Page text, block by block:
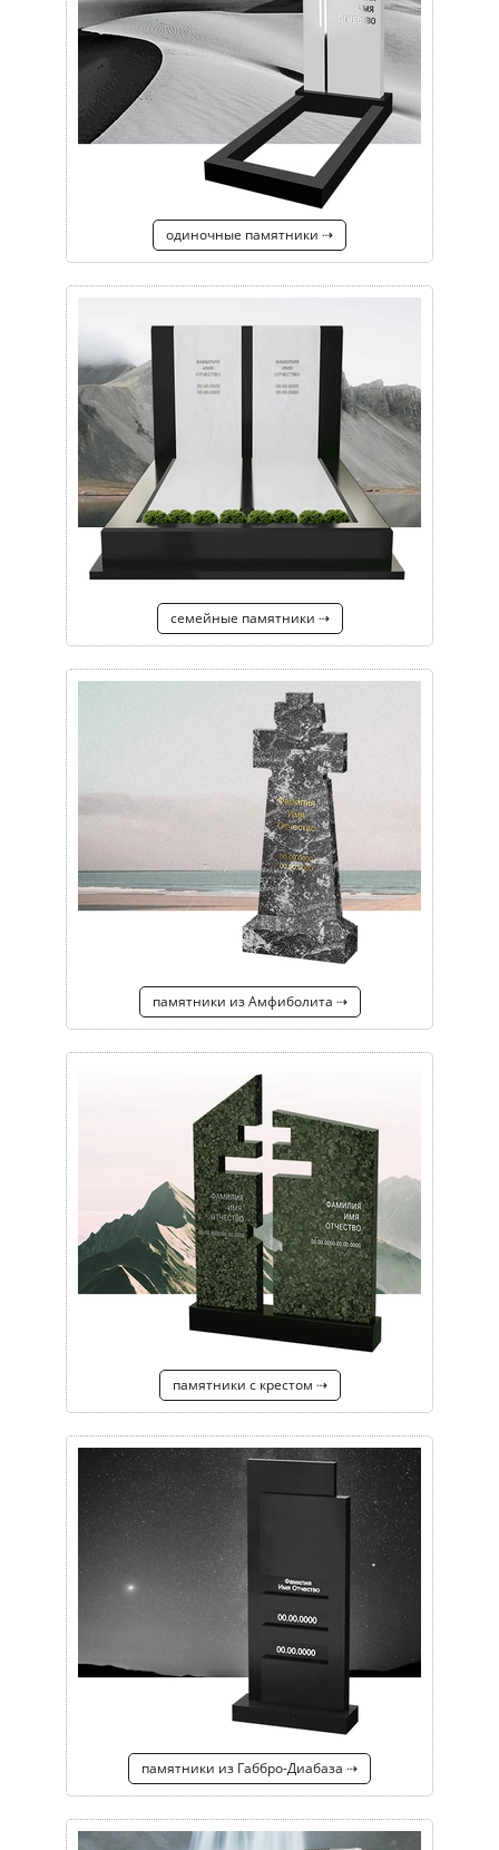
одиночные памятники ⇢
семейные памятники ⇢
памятники из Амфиболита ⇢
памятники с крестом ⇢
памятники из Габбро-Диабаза ⇢